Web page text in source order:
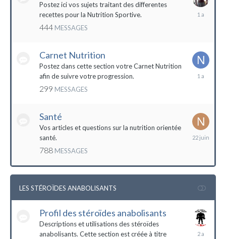
Postez ici vos sujets traitant des differentes
recettes pour la Nutrition Sportive.
444 MESSAGES
Carnet Nutrition
Postez dans cette section votre Carnet Nutrition
afin de suivre votre progression.
299 MESSAGES
13
Santé
Vos articles et questions sur la nutrition orientée
santé.
788 MESSAGES
22
LES STÉROÏDES ANABOLISANTS
Profil des stéroïdes anabolisants
Descriptions et utilisations des stéroïdes
anabolisants. Cette section est créée à titre
26